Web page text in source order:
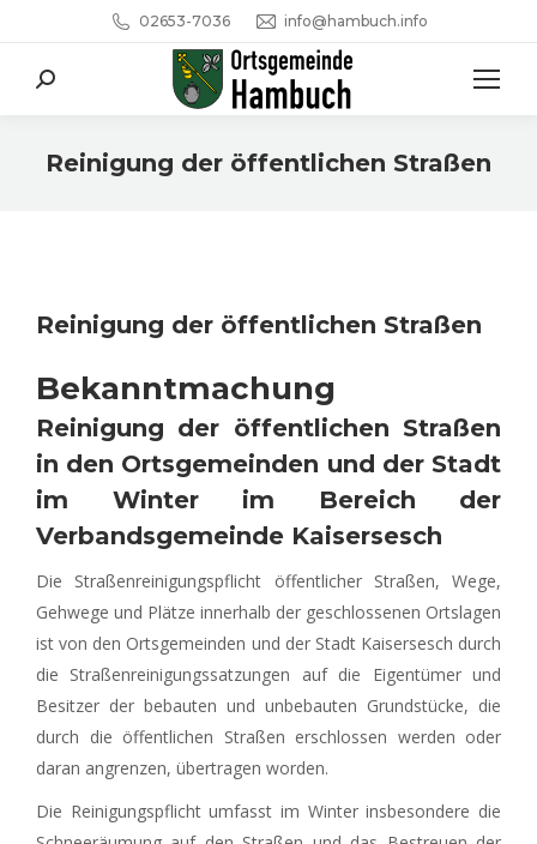
02653-7036 info@hambuch.info
Search:
Reinigung der öffentlichen Straßen
Reinigung der öffentlichen Straßen
Bekanntmachung
Reinigung der öffentlichen Straßen
in den Ortsgemeinden und der Stadt
im Winter im Bereich der
Verbandsgemeinde Kaisersesch
Die Straßenreinigungspflicht öffentlicher Straßen, Wege,
Gehwege und Plätze innerhalb der geschlossenen Ortslagen
ist von den Ortsgemeinden und der Stadt Kaisersesch durch
die Straßenreinigungssatzungen auf die Eigentümer und
Besitzer der bebauten und unbebauten Grundstücke, die
durch die öffentlichen Straßen erschlossen werden oder
daran angrenzen, übertragen worden.
Die Reinigungspflicht umfasst im Winter insbesondere die